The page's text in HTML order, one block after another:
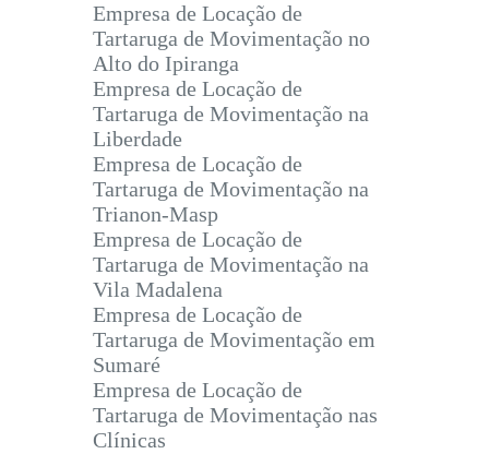
Empresa de Locação de
Tartaruga de Movimentação no
Alto do Ipiranga
Empresa de Locação de
Tartaruga de Movimentação na
Liberdade
Empresa de Locação de
Tartaruga de Movimentação na
Trianon-Masp
Empresa de Locação de
Tartaruga de Movimentação na
Vila Madalena
Empresa de Locação de
Tartaruga de Movimentação em
Sumaré
Empresa de Locação de
Tartaruga de Movimentação nas
Clínicas